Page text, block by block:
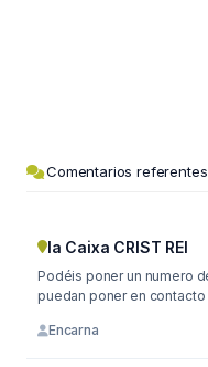
Comentarios
la Caixa CRIST REI
Podéis poner un numero
puedan poner en contacto
Encarna